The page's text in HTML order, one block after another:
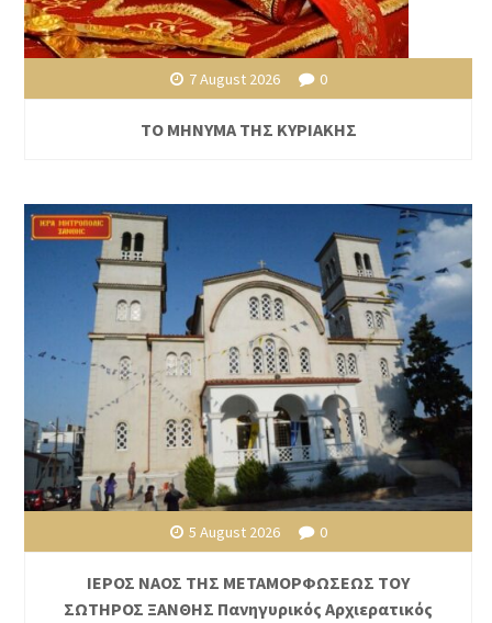
7 August 2026 0
ΤΟ ΜΗΝΥΜΑ ΤΗΣ ΚΥΡΙΑΚΗΣ
5 August 2026 0
ΙΕΡΟΣ ΝΑΟΣ ΤΗΣ ΜΕΤΑΜΟΡΦΩΣΕΩΣ ΤΟΥ
ΣΩΤΗΡΟΣ ΞΑΝΘΗΣ Πανηγυρικός Αρχιερατικός